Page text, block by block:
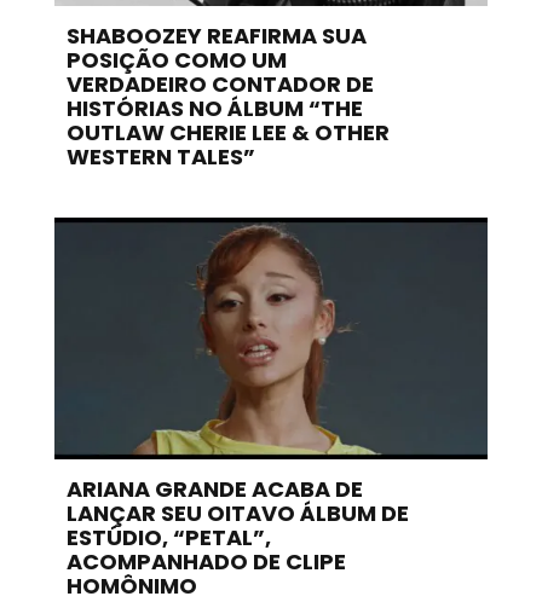
SHABOOZEY REAFIRMA SUA
POSIÇÃO COMO UM
VERDADEIRO CONTADOR DE
HISTÓRIAS NO ÁLBUM “THE
OUTLAW CHERIE LEE & OTHER
WESTERN TALES”
ARIANA GRANDE ACABA DE
LANÇAR SEU OITAVO ÁLBUM DE
ESTÚDIO, “PETAL”,
ACOMPANHADO DE CLIPE
HOMÔNIMO